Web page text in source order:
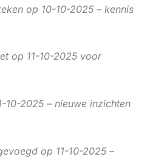
op 10-10-2025 – kennis
op 11-10-2025 voor
10-2025 – nieuwe inzichten
op 11-10-2025 –